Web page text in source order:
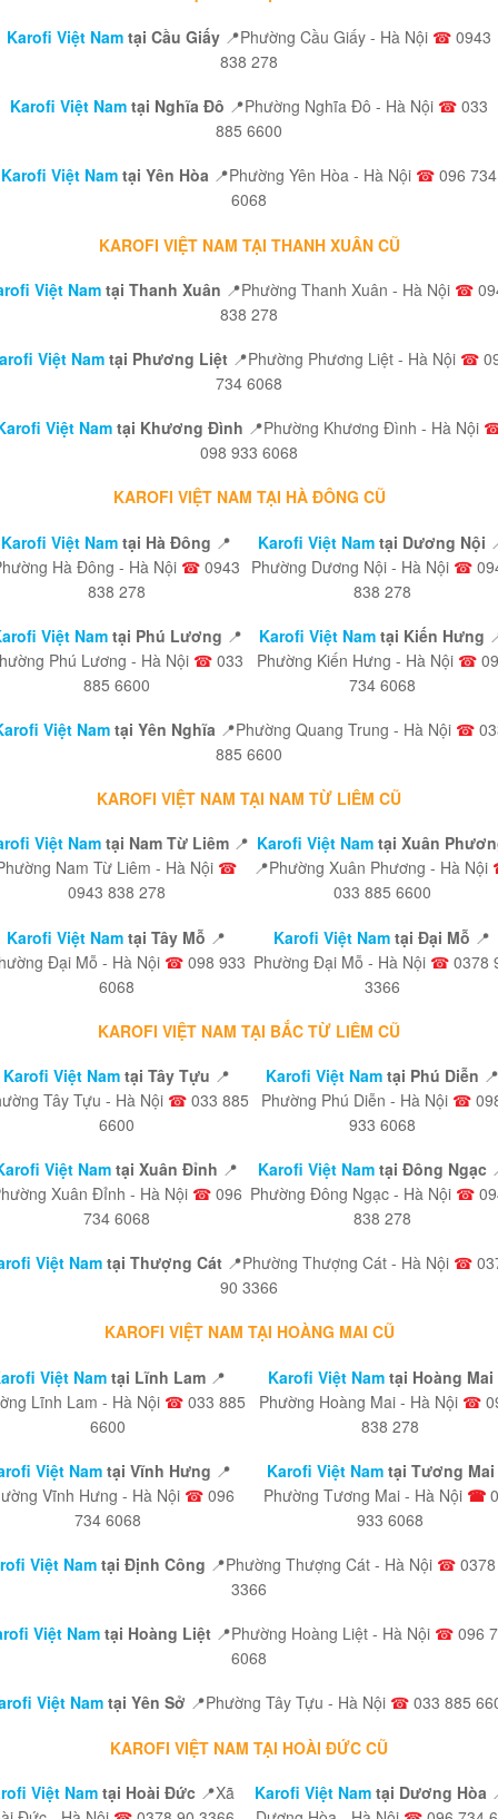
Karofi Việt Nam tại Cầu Giấy 📍Phường Cầu Giấy - Hà Nội ☎ 0943
838 278
Karofi Việt Nam tại Nghĩa Đô 📍Phường Nghĩa Đô - Hà Nội ☎ 033
885 6600
Karofi Việt Nam tại Yên Hòa 📍Phường Yên Hòa - Hà Nội ☎ 096 734
6068
KAROFI VIỆT NAM TẠI THANH XUÂN CŨ
Việt Nam tại Thanh Xuân 📍Phường Thanh Xuân - Hà Nội ☎
838 278
Việt Nam tại Phương Liệt 📍Phường Phương Liệt - Hà Nội ☎
734 6068
Việt Nam tại Khương Đình 📍Phường Khương Đình - Hà Nội
098 933 6068
KAROFI VIỆT NAM TẠI HÀ ĐÔNG CŨ
Karofi Việt Nam tại Hà Đông 📍
Hà Đông - Hà Nội ☎ 0943
838 278
Karofi Việt Nam tại Dương Nội
Phường Dương Nội - Hà Nội ☎
838 278
Việt Namtại Phú Lương 📍
Phú Lương - Hà Nội ☎ 033
885 6600
Karofi Việt Nam tại Kiến Hưng
Phường Kiến Hưng - Hà Nội ☎
734 6068
Việt Namtại Yên Nghĩa 📍Phường Quang Trung - Hà Nội ☎
885 6600
KAROFI VIỆT NAM TẠI NAM TỪ LIÊM CŨ
Việt Namtại Nam Từ Liêm 📍
Nam Từ Liêm - Hà Nội ☎
0943 838 278
Karofi Việt Nam tại Xuân
📍Phường Xuân Phương - Hà Nội
033 885 6600
Karofi Việt Nam tại Tây Mỗ 📍
Đại Mỗ - Hà Nội ☎098 933
6068
Karofi Việt Nam tại Đại Mỗ 📍
Phường Đại Mỗ - Hà Nội ☎0378
3366
KAROFI VIỆT NAM TẠI BẮC TỪ LIÊM CŨ
Karofi Việt Namtại Tây Tựu 📍
Tây Tựu - Hà Nội ☎ 033 885
6600
Karofi Việt Namtại Phú Diễn 📍
Phường Phú Diễn - Hà Nội ☎
933 6068
Việt Nam tại Xuân Đỉnh 📍
Xuân Đỉnh - Hà Nội ☎096
734 6068
Karofi Việt Namtại Đông Ngạc
Phường Đông Ngạc - Hà Nội ☎
838 278
Việt Nam tại Thượng Cát 📍Phường Thượng Cát - Hà Nội ☎
90 3366
KAROFI VIỆT NAM TẠI HOÀNG MAI CŨ
Việt Nam tại Lĩnh Lam 📍
Lĩnh Lam - Hà Nội ☎033 885
6600
Karofi Việt Namtại Hoàng Mai
Phường Hoàng Mai - Hà Nội ☎
838 278
Việt Namtại Vĩnh Hưng 📍
Vĩnh Hưng - Hà Nội ☎096
734 6068
Karofi Việt Namtại Tương Mai
Phường Tương Mai - Hà Nội ☎
933 6068
Việt Nam tại Định Công 📍Phường Thượng Cát - Hà Nội ☎
3366
Việt Namtại Hoàng Liệt 📍Phường Hoàng Liệt - Hà Nội ☎096
6068
Việt Nam tại Yên Sở 📍Phường Tây Tựu - Hà Nội ☎ 033 885
KAROFI VIỆT NAM TẠI HOÀI ĐỨC CŨ
Việt Nam tại Hoài Đức 📍Xã
Karofi Việt Nam tại Dương Hòa